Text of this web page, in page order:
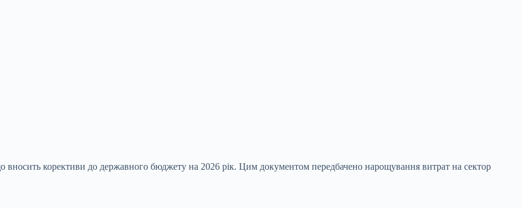
корективи до державного бюджету на 2026 рік. Цим документом передбачено нарощування витрат на сектор